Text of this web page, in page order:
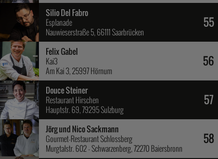
55
Silio Del Fabro
Esplanade
Nauwieserstraße 5, 66111 Saarbrücken
56
Felix Gabel
Kai3
Am Kai 3, 25997 Hörnum
57
Douce Steiner
Restaurant Hirschen
Hauptstr. 69, 79295 Sulzburg
58
Jörg und Nico Sackmann
Gourmet-Restaurant Schlossberg
Murgtalstr. 602 - Schwarzenberg, 72270 Baiersbronn